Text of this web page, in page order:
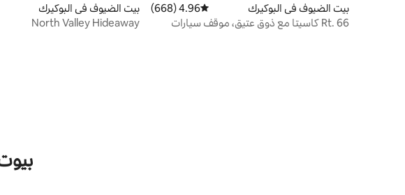
بيت الضيوف في البوكيرك متوسط التقييم 4.96 من 5، 668 مراجعات
4.96 (668)
Rt. 66 كاسيتا مع ذوق عتيق، موقف سيارات
بيت الضيوف في البوكيرك
North Valley Hideaway